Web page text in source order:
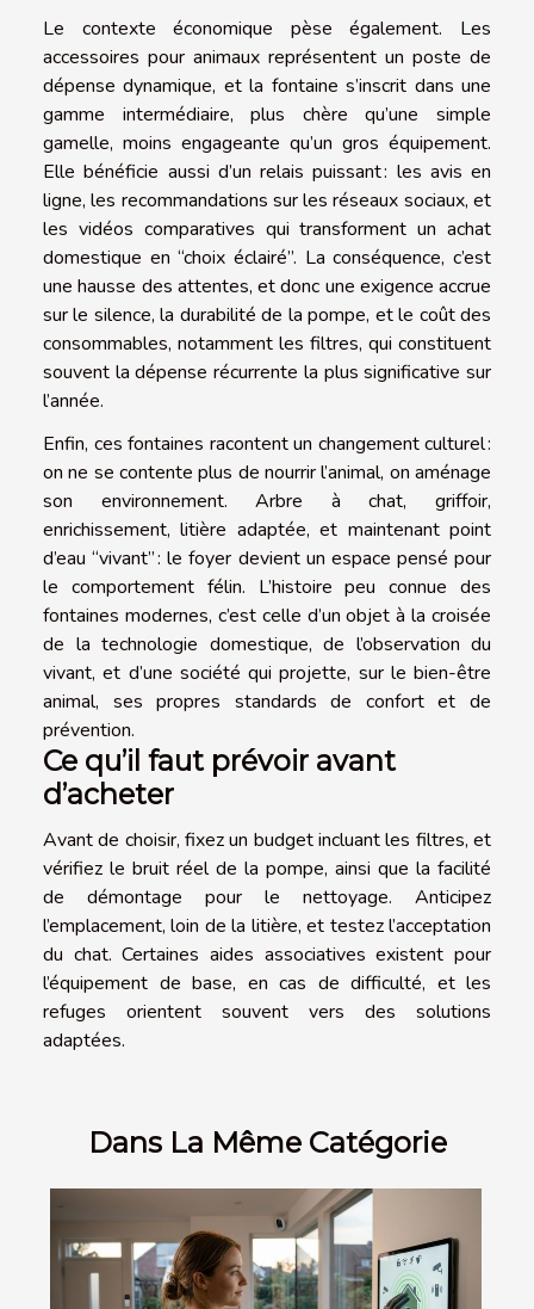
Le contexte économique pèse également. Les
accessoires pour animaux représentent un poste de
dépense dynamique, et la fontaine s’inscrit dans une
gamme intermédiaire, plus chère qu’une simple
gamelle, moins engageante qu’un gros équipement.
Elle bénéficie aussi d’un relais puissant : les avis en
ligne, les recommandations sur les réseaux sociaux, et
les vidéos comparatives qui transforment un achat
domestique en “choix éclairé”. La conséquence, c’est
une hausse des attentes, et donc une exigence accrue
sur le silence, la durabilité de la pompe, et le coût des
consommables, notamment les filtres, qui constituent
souvent la dépense récurrente la plus significative sur
l’année.
Enfin, ces fontaines racontent un changement culturel :
on ne se contente plus de nourrir l’animal, on aménage
son environnement. Arbre à chat, griffoir,
enrichissement, litière adaptée, et maintenant point
d’eau “vivant” : le foyer devient un espace pensé pour
le comportement félin. L’histoire peu connue des
fontaines modernes, c’est celle d’un objet à la croisée
de la technologie domestique, de l’observation du
vivant, et d’une société qui projette, sur le bien-être
animal, ses propres standards de confort et de
prévention.
Ce qu’il faut prévoir avant
d’acheter
Avant de choisir, fixez un budget incluant les filtres, et
vérifiez le bruit réel de la pompe, ainsi que la facilité
de démontage pour le nettoyage. Anticipez
l’emplacement, loin de la litière, et testez l’acceptation
du chat. Certaines aides associatives existent pour
l’équipement de base, en cas de difficulté, et les
refuges orientent souvent vers des solutions
adaptées.
Dans La Même Catégorie